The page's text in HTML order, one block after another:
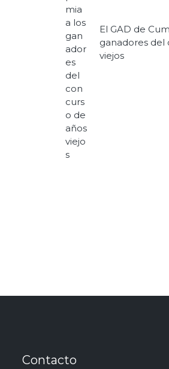
El GAD de
ganadores del
viejos
Contacto